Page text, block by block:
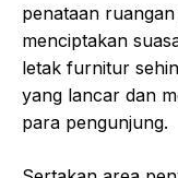
penataan
menciptakan
letak furnitur
yang lancar dan
para pengunjung.